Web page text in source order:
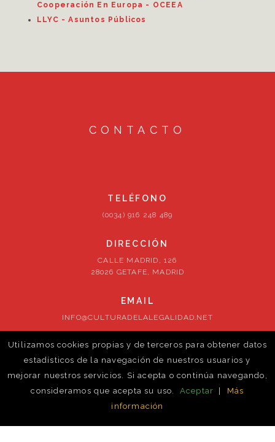
Cooperación En Europa - OCEEA
LLYC - Asuntos Públicos
CONTACTO
TELÉFONO
(0034) 916 248 489
DIRECCIÓN
CALLE MADRID, 126
28026 GETAFE, MADRID
EMAIL
INFO@CULTURADELALEGALIDAD.NET
SÍGUENOS
Utilizamos cookies propias y de terceros para obtener datos
estadísticos de la navegación de nuestros usuarios y
mejorar nuestros servicios. Si acepta o continúa navegando,
consideramos que acepta su uso.
Aceptar
Más
información